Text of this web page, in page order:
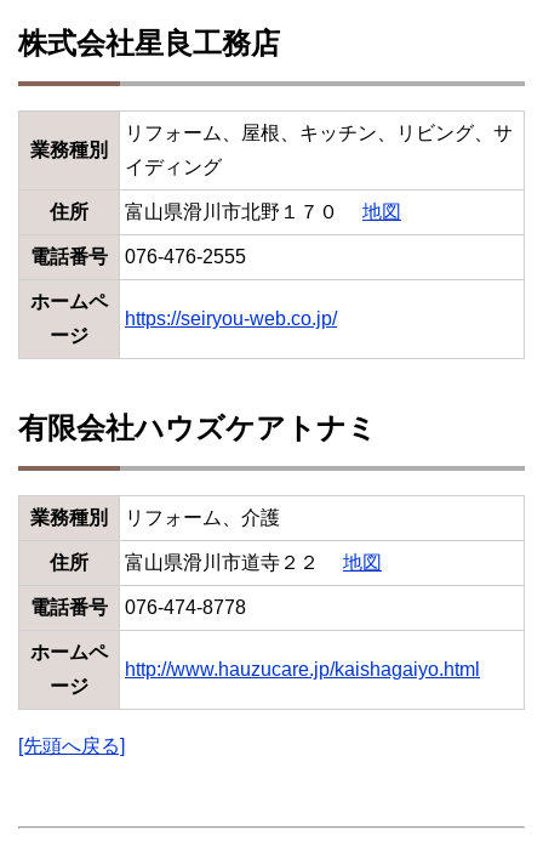
株式会社星良工務店
業務種別
リフォーム、屋根、キッチン、リビング、サ
イディング
住所 富山県滑川市北野１７０ 地図
電話番号 076-476-2555
ホームペ
ージ
https://seiryou-web.co.jp/
有限会社ハウズケアトナミ
業務種別 リフォーム、介護
住所 富山県滑川市道寺２２ 地図
電話番号 076-474-8778
ホームペ
ージ
http://www.hauzucare.jp/kaishagaiyo.html
[先頭へ戻る]